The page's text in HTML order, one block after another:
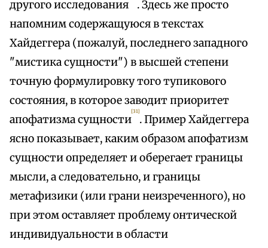
другого исследования
. Здесь же просто
напомним содержащуюся в текстах
Хайдеггера (пожалуй, последнего западного
"мистика сущности") в высшей степени
точную формулировку того тупикового
состояния, в которое заводит приоритет
апофатизма сущности
[31]
. Пример Хайдеггера
ясно показывает, каким образом апофатизм
сущности определяет и оберегает границы
мысли, а следовательно, и границы
метафизики (или грани неизреченного), но
при этом оставляет проблему онтической
индивидуальности в области